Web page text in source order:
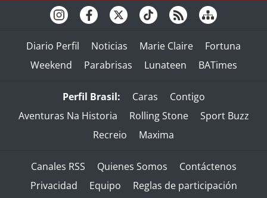
Diario Perfil Noticias Marie Claire
Fortuna
Weekend
Parabrisas Lunateen BATimes
Perfil Brasil: Caras
Contigo
Aventuras Na Historia
Rolling Stone
Sport Buzz
Recreio
Maxima
Canales RSS Quienes Somos
Contáctenos
Privacidad
Equipo Reglas de participación